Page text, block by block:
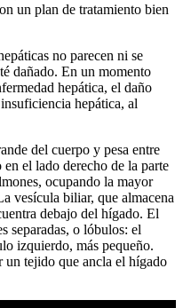
un plan de tratamiento bien
no parecen ni se
dañado. En un momento
hepática, el daño
hepática, al
del cuerpo y pesa entre
el lado derecho de la parte
ocupando la mayor
vesícula biliar, que almacena
debajo del hígado. El
separadas, o lóbulos: el
izquierdo, más pequeño.
un tejido que ancla el hígado